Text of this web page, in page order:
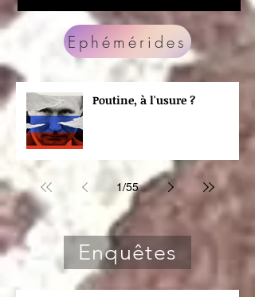
Enfin, on l'espère : défilé de
chroniques – et pourquoi pas une
fanfare. Maintenant, c'est à VOUS de
Ephémérides
Poutine, à l'usure ?
1/55
Enquêtes